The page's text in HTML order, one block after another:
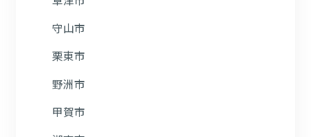
守山市
栗東市
野洲市
甲賀市